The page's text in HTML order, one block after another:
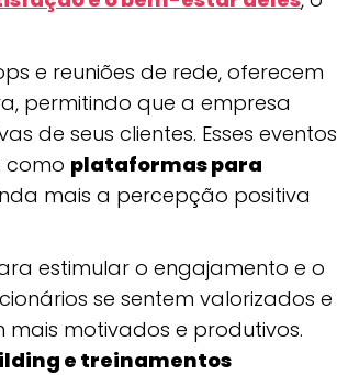
e reuniões de rede, oferecem
permitindo que a empresa
de seus clientes. Esses eventos
como plataformas para
mais a percepção positiva
estimular o engajamento e o
se sentem valorizados e
motivados e produtivos.
e treinamentos